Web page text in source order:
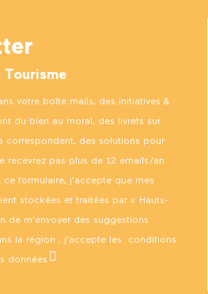
Tourisme
votre boîte mails, des initiatives &
du bien au moral, des livrets sur
correspondent, des solutions pour
recevrez pas plus de 12 emails/an
formulaire, j’accepte que mes
stockées et traitées par « Hauts-
de m’envoyer des suggestions
la région ; j’accepte les conditions
données .